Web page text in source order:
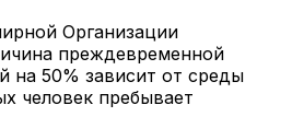
Организации
преждевременной
на 50% зависит от среды
человек пребывает